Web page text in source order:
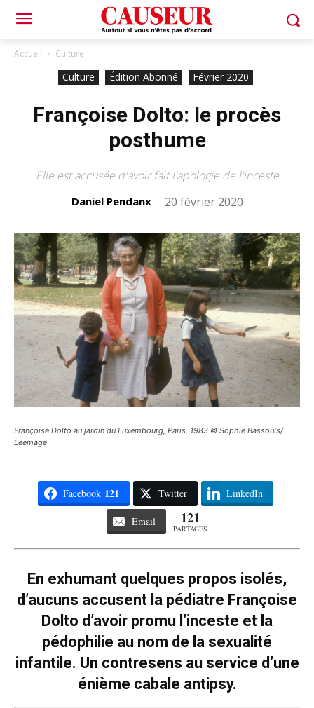
Accueil Culture
Culture Édition Abonné Février 2020
Françoise Dolto: le procès
posthume
Elle est accusée d'avoir fait l'apologie de l'inceste
Daniel Pendanx - 20 février 2020
Françoise Dolto au jardin du Luxembourg, Paris, 1983 © Sophie Bassouls/
Leemage
Facebook 121 Twitter LinkedIn
Email 121
PARTAGES
En exhumant quelques propos isolés,
d’aucuns accusent la pédiatre Françoise
Dolto d’avoir promu l’inceste et la
pédophilie au nom de la sexualité
infantile. Un contresens au service d’une
énième cabale antipsy.